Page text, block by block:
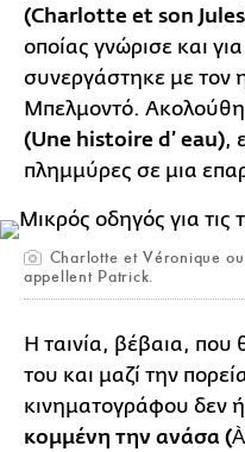
(Charlotte et son
οποίας γνώρισε και
συνεργάστηκε με τον
Μπελμοντό.
(Une histoire d’ eau),
πλημμύρες σε μια
Charlotte et Véronique
appellent Patrick.
Η ταινία, βέβαια, που
του και μαζί την
κινηματογράφου δεν
κομμένη την ανάσα